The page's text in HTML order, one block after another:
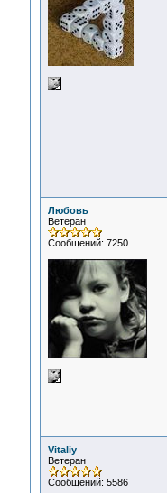
Любовь
Ветеран
Сообщений: 7250
Vitaliy
Ветеран
Сообщений: 5586